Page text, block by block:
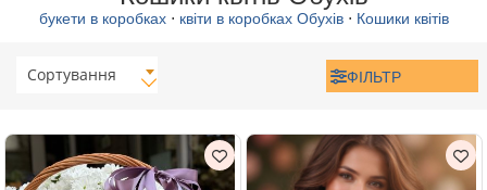
букети в коробках⋅ квіти в коробках Обухів⋅ Кошики квітів
Сортування ФІЛЬТР